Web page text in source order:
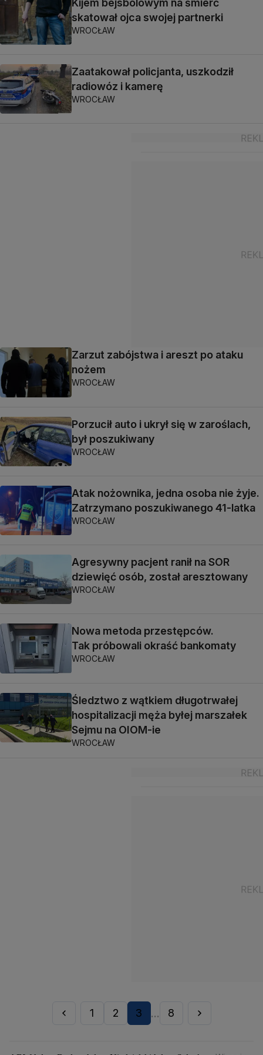
Kijem bejsbolowym na śmierć
skatował ojca swojej partnerki
WROCŁAW
Zaatakował policjanta, uszkodził
radiowóz i kamerę
WROCŁAW
Zarzut zabójstwa i areszt po ataku
nożem
WROCŁAW
Porzucił auto i ukrył się w zaroślach,
był poszukiwany
WROCŁAW
Atak nożownika, jedna osoba nie żyje.
Zatrzymano poszukiwanego 41-latka
WROCŁAW
Agresywny pacjent ranił na SOR
dziewięć osób, został aresztowany
WROCŁAW
Nowa metoda przestępców.
Tak próbowali okraść bankomaty
WROCŁAW
Śledztwo z wątkiem długotrwałej
hospitalizacji męża byłej marszałek
Sejmu na OIOM-ie
WROCŁAW
1 2 3 ... 8